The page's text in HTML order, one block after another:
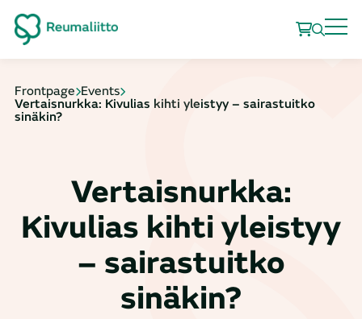
Frontpage Events
Vertaisnurkka: Kivulias kihti yleistyy – sairastuitko
sinäkin?
Vertaisnurkka:
Kivulias kihti yleistyy
– sairastuitko
sinäkin?